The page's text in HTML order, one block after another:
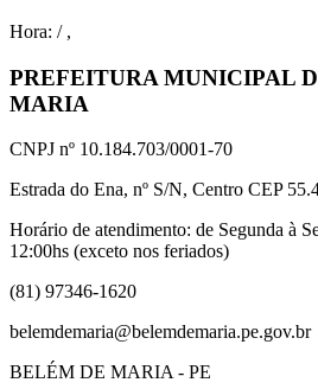
Hora: / ,
PREFEITURA MUNICIPAL
MARIA
CNPJ nº 10.184.703/0001-70
Estrada do Ena, nº S/N, Centro CEP
Horário de atendimento: de Segunda à
12:00hs (exceto nos feriados)
(81) 97346-1620
belemdemaria@belemdemaria.pe.gov.br
BELÉM DE MARIA - PE